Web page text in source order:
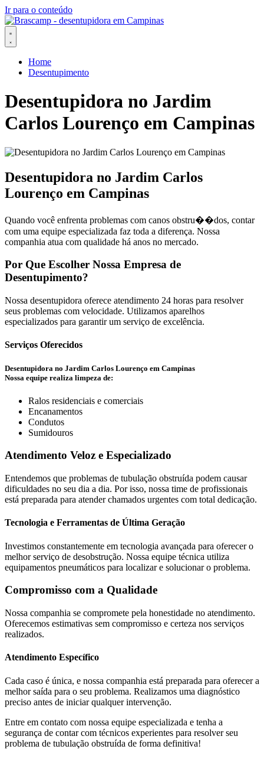
Ir para o conteúdo
Home
Desentupimento
Desentupidora no Jardim
Carlos Lourenço em Campinas
Desentupidora no Jardim Carlos
Lourenço em Campinas
Quando você enfrenta problemas com canos obstru��dos, contar
com uma equipe especializada faz toda a diferença. Nossa
companhia atua com qualidade há anos no mercado.
Por Que Escolher Nossa Empresa de
Desentupimento?
Nossa desentupidora oferece atendimento 24 horas para resolver
seus problemas com velocidade. Utilizamos aparelhos
especializados para garantir um serviço de excelência.
Serviços Oferecidos
Desentupidora no Jardim Carlos Lourenço em Campinas
Nossa equipe realiza limpeza de:
Ralos residenciais e comerciais
Encanamentos
Condutos
Sumidouros
Atendimento Veloz e Especializado
Entendemos que problemas de tubulação obstruída podem causar
dificuldades no seu dia a dia. Por isso, nossa time de profissionais
está preparada para atender chamados urgentes com total dedicação.
Tecnologia e Ferramentas de Última Geração
Investimos constantemente em tecnologia avançada para oferecer o
melhor serviço de desobstrução. Nossa equipe técnica utiliza
equipamentos pneumáticos para localizar e solucionar o problema.
Compromisso com a Qualidade
Nossa companhia se compromete pela honestidade no atendimento.
Oferecemos estimativas sem compromisso e certeza nos serviços
realizados.
Atendimento Específico
Cada caso é única, e nossa companhia está preparada para oferecer a
melhor saída para o seu problema. Realizamos uma diagnóstico
preciso antes de iniciar qualquer intervenção.
Entre em contato com nossa equipe especializada e tenha a
segurança de contar com técnicos experientes para resolver seu
problema de tubulação obstruída de forma definitiva!